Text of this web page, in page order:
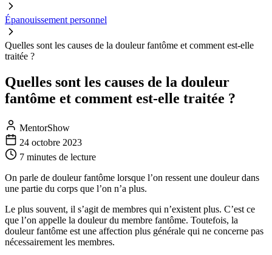
Épanouissement personnel
Quelles sont les causes de la douleur fantôme et comment est-elle
traitée ?
Quelles sont les causes de la douleur
fantôme et comment est-elle traitée ?
MentorShow
24 octobre 2023
7 minutes de lecture
On parle de douleur fantôme lorsque l’on ressent une douleur dans
une partie du corps que l’on n’a plus.
Le plus souvent, il s’agit de membres qui n’existent plus. C’est ce
que l’on appelle la douleur du membre fantôme. Toutefois, la
douleur fantôme est une affection plus générale qui ne concerne pas
nécessairement les membres.